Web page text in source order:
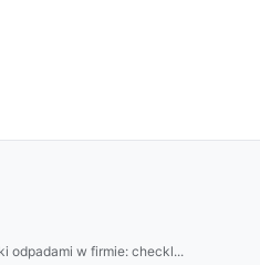
odpadami w firmie: checkl...